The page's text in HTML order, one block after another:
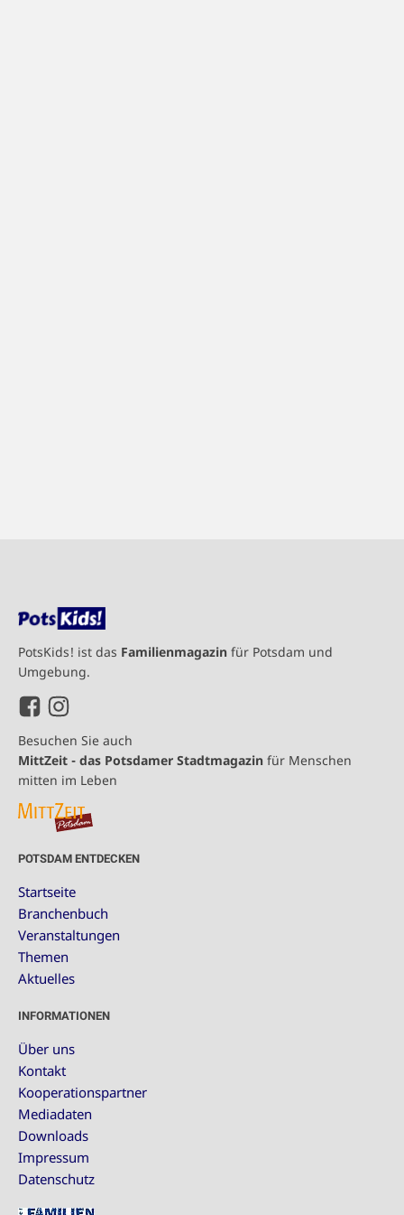
PotsKids! ist das Familienmagazin für Potsdam und
Umgebung.
Besuchen Sie auch
MittZeit - das Potsdamer Stadtmagazin für Menschen
mitten im Leben
POTSDAM ENTDECKEN
Startseite
Branchenbuch
Veranstaltungen
Themen
Aktuelles
INFORMATIONEN
Über uns
Kontakt
Kooperationspartner
Mediadaten
Downloads
Impressum
Datenschutz